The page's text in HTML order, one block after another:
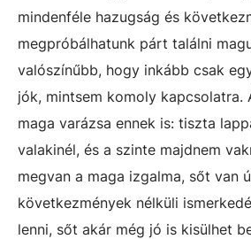
mindenféle hazugság és
megpróbálhatunk párt találni
valószínűbb, hogy inkább csak
jók, mintsem komoly kapcsolatra.
maga varázsa ennek is: tiszta
valakinél, és a szinte majdnem
megvan a maga izgalma, sőt van
következmények nélküli
lenni, sőt akár még jó is kisülhet